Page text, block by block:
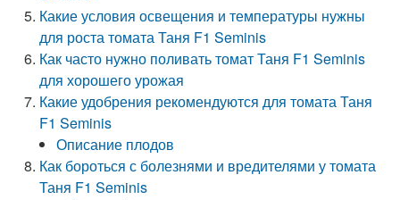
Какие условия освещения и температуры нужны
для роста томата Таня F1 Seminis
Как часто нужно поливать томат Таня F1 Seminis
для хорошего урожая
Какие удобрения рекомендуются для томата Таня
F1 Seminis
Описание плодов
Как бороться с болезнями и вредителями у томата
Таня F1 Seminis